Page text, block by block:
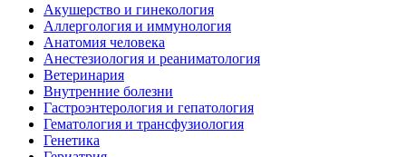
Акушерство и гинекология
Аллергология и иммунология
Анатомия человека
Анестезиология и реаниматология
Ветеринария
Внутренние болезни
Гастроэнтерология и гепатология
Гематология и трансфузиология
Генетика